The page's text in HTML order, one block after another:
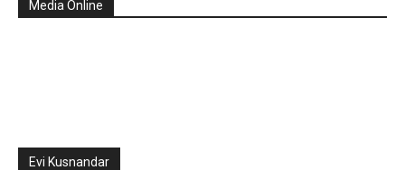
Media Online
Evi Kusnandar